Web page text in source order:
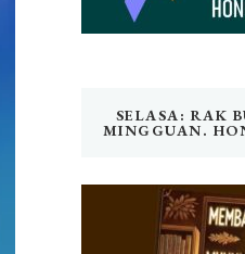
SELASA: RAK
MINGGUAN.